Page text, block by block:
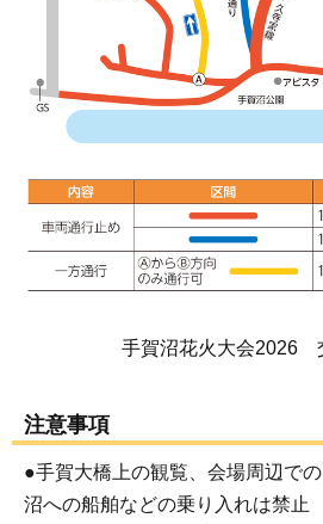
手賀沼花火大会2026
注意事項
●手賀大橋上の観覧、会場周辺で
沼への船舶などの乗り入れは禁止